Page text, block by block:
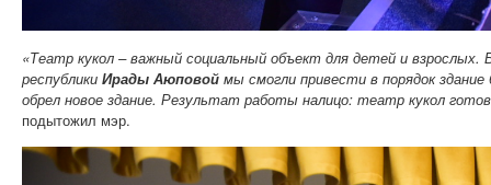
«Театр кукол –важный социальный объект для детей и взрослых.
республики Ирады Аюповой мы смогли привести в порядок
обрел новое здание. Результат работы налицо: театр кукол
подытожил мэр.